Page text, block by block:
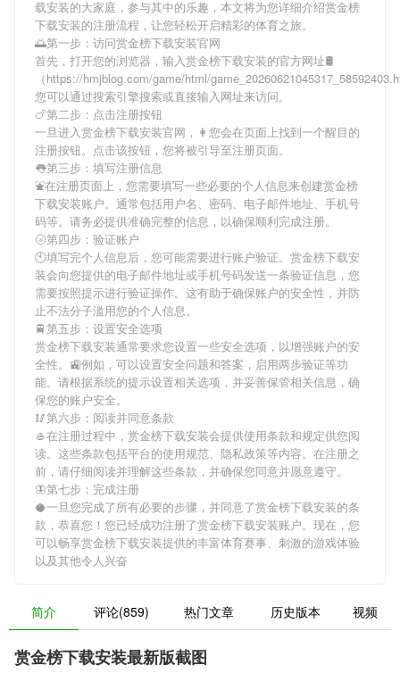
载安装的大家庭，参与其中的乐趣，本文将为您详细介绍赏金榜
下载安装的注册流程，让您轻松开启精彩的体育之旅。
🌅第一步：访问赏金榜下载安装官网
首先，打开您的浏览器，输入赏金榜下载安装的官方网址🛢
（https://hmjblog.com/game/html/
您可以通过搜索引擎搜索或直接输入网址来访问。
🍗第二步：点击注册按钮
一旦进入赏金榜下载安装官网，👩您会在页面上找到一个醒目的
注册按钮。点击该按钮，您将被引导至注册页面。
👅第三步：填写注册信息
⛲在注册页面上，您需要填写一些必要的个人信息来创建赏金榜
下载安装账户。通常包括用户名、密码、电子邮件地址、手机号
码等。请务必提供准确完整的信息，以确保顺利完成注册。
🌝第四步：验证账户
🕙填写完个人信息后，您可能需要进行账户验证。 赏金榜下载安
装会向您提供的电子邮件地址或手机号码发送一条验证信息，您
需要按照提示进行验证操作。这有助于确保账户的安全性，并防
止不法分子滥用您的个人信息。
🚆第五步：设置安全选项
赏金榜下载安装通常要求您设置一些安全选项，以增强账户的安
全性。🚉例如，可以设置安全问题和答案，启用两步验证等功
能。请根据系统的提示设置相关选项，并妥善保管相关信息，确
保您的账户安全。
🥢第六步：阅读并同意条款
🥌在注册过程中， 赏金榜下载安装会提供使用条款和规定供您阅
读。这些条款包括平台的使用规范、隐私政策等内容。在注册之
前，请仔细阅读并理解这些条款，并确保您同意并愿意遵守。
🦋第七步：完成注册
🥥一旦您完成了所有必要的步骤，并同意了赏金榜下载安装的条
款，恭喜您！您已经成功注册了赏金榜下载安装账户。现在，您
可以畅享赏金榜下载安装提供的丰富体育赛事、刺激的游戏体验
以及其他令人兴奋
简介 评论(859) 热门文章 历史版本 视频
赏金榜下载安装最新版截图